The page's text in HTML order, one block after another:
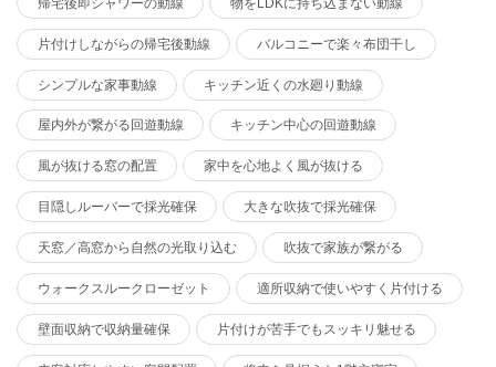
帰宅後即シャワーの動線 物をLDKに持ち込まない動線
片付けしながらの帰宅後動線 バルコニーで楽々布団干し
シンプルな家事動線 キッチン近くの水廻り動線
屋内外が繋がる回遊動線 キッチン中心の回遊動線
風が抜ける窓の配置 家中を心地よく風が抜ける
目隠しルーバーで採光確保 大きな吹抜で採光確保
天窓／高窓から自然の光取り込む 吹抜で家族が繋がる
ウォークスルークローゼット 適所収納で使いやすく片付ける
壁面収納で収納量確保 片付けが苦手でもスッキリ魅せる